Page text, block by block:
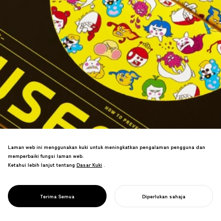
PROJECT
FUSEGU BOOK
Buku panduan pencegahan jangkitan
menarik, mencapai pengedaran COVID-
19 yang meluas.
Laman web ini menggunakan kuki untuk meningkatkan pengalaman pengguna dan
memperbaiki fungsi laman web.
Ketahui lebih lanjut tentang Dasar Kuki
Dasar Kuki .
Terima Semua Diperlukan sahaja